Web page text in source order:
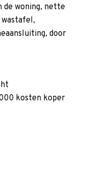
de woning, nette
wastafel,
door
kosten koper